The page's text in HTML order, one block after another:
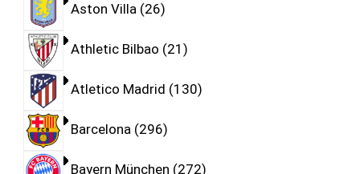
Aston Villa 26
Athletic Bilbao 21
Atletico Madrid 130
Barcelona 296
Bayern München 272